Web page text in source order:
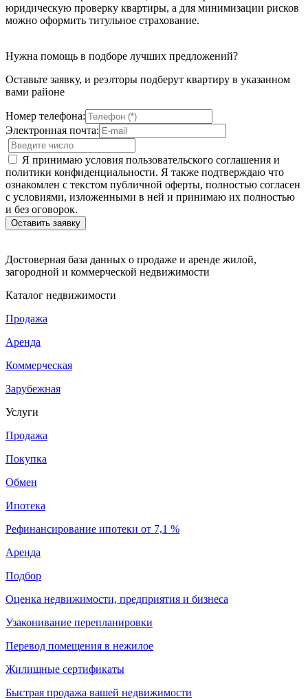
юридическую проверку квартиры, а для минимизации рисков
можно оформить титульное страхование.
Нужна помощь в подборе лучших предложений?
Оставьте заявку, и реэлторы подберут квартиру в указанном
вами районе
Номер телефона:
Электронная почта:
Я принимаю условия пользовательского соглашения и
политики конфиденциальности. Я также подтверждаю что
ознакомлен с текстом публичной оферты, полностью согласен
с условиями, изложенными в ней и принимаю их полностью
и без оговорок.
Достоверная база данных о продаже и аренде жилой,
загородной и коммерческой недвижимости
Каталог недвижимости
Продажа
Аренда
Коммерческая
Зарубежная
Услуги
Продажа
Покупка
Обмен
Ипотека
Рефинансирование ипотеки от 7,1 %
Аренда
Подбор
Оценка недвижимости, предприятия и бизнеса
Узаконивание перепланировки
Перевод помещения в нежилое
Жилищные сертификаты
Быстрая продажа вашей недвижимости